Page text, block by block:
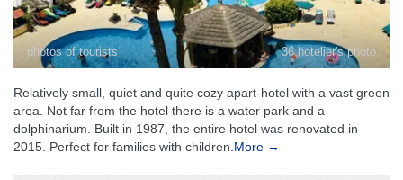
photos of tourists 36 hotelier's photo
Relatively small, quiet and quite cozy apart-hotel with a vast green
area. Not far from the hotel there is a water park and a
dolphinarium. Built in 1987, the entire hotel was renovated in
2015. Perfect for families with children. More →